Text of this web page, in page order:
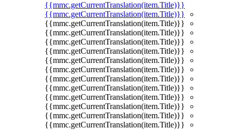
{{mmc.getCurrentTranslation(item.Title)}}
{{mmc.getCurrentTranslation(item.Title)}}
{{mmc.getCurrentTranslation(item.Title)}}
{{mmc.getCurrentTranslation(item.Title)}}
{{mmc.getCurrentTranslation(item.Title)}}
{{mmc.getCurrentTranslation(item.Title)}}
{{mmc.getCurrentTranslation(item.Title)}}
{{mmc.getCurrentTranslation(item.Title)}}
{{mmc.getCurrentTranslation(item.Title)}}
{{mmc.getCurrentTranslation(item.Title)}}
{{mmc.getCurrentTranslation(item.Title)}}
{{mmc.getCurrentTranslation(item.Title)}}
{{mmc.getCurrentTranslation(item.Title)}}
{{mmc.getCurrentTranslation(item.Title)}}